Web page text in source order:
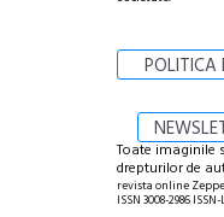
POLITICA
Toate imaginile
drepturilor de
revista online
ISSN 3008-2986